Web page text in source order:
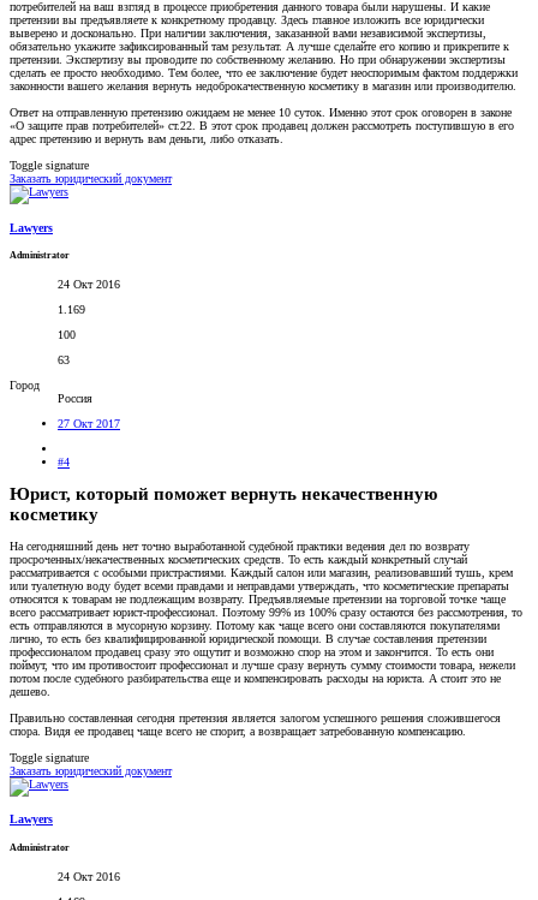
потребителей на ваш взгляд в процессе приобретения данного товара были нарушены. И какие
претензии вы предъявляете к конкретному продавцу. Здесь главное изложить все юридически
выверено и досконально. При наличии заключения, заказанной вами независимой экспертизы,
обязательно укажите зафиксированный там результат. А лучше сделайте его копию и прикрепите к
претензии. Экспертизу вы проводите по собственному желанию. Но при обнаружении экспертизы
сделать ее просто необходимо. Тем более, что ее заключение будет неоспоримым фактом поддержки
законности вашего желания вернуть недоброкачественную косметику в магазин или производителю.
Ответ на отправленную претензию ожидаем не менее 10 суток. Именно этот срок оговорен в законе
«О защите прав потребителей» ст.22. В этот срок продавец должен рассмотреть поступившую в его
адрес претензию и вернуть вам деньги, либо отказать.
Toggle signature
Заказать юридический документ
Lawyers
Administrator
24 Окт 2016
1.169
100
63
Город
Россия
27 Окт 2017
#4
Юрист, который поможет вернуть некачественную
косметику
На сегодняшний день нет точно выработанной судебной практики ведения дел по возврату
просроченных/некачественных косметических средств. То есть каждый конкретный случай
рассматривается с особыми пристрастиями. Каждый салон или магазин, реализовавший тушь, крем
или туалетную воду будет всеми правдами и неправдами утверждать, что косметические препараты
относятся к товарам не подлежащим возврату. Предъявляемые претензии на торговой точке чаще
всего рассматривает юрист-профессионал. Поэтому 99% из 100% сразу остаются без рассмотрения, то
есть отправляются в мусорную корзину. Потому как чаще всего они составляются покупателями
лично, то есть без квалифицированной юридической помощи. В случае составления претензии
профессионалом продавец сразу это ощутит и возможно спор на этом и закончится. То есть они
поймут, что им противостоит профессионал и лучше сразу вернуть сумму стоимости товара, нежели
потом после судебного разбирательства еще и компенсировать расходы на юриста. А стоит это не
дешево.
Правильно составленная сегодня претензия является залогом успешного решения сложившегося
спора. Видя ее продавец чаще всего не спорит, а возвращает затребованную компенсацию.
Toggle signature
Заказать юридический документ
Lawyers
Administrator
24 Окт 2016